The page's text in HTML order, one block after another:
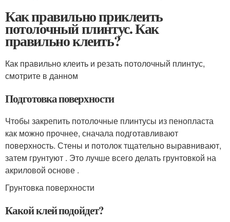
Как правильно приклеить
потолочный плинтус. Как
правильно клеить?
Как правильно клеить и резать потолочный плинтус,
смотрите в данном
Подготовка поверхности
Чтобы закрепить потолочные плинтусы из пенопласта
как можно прочнее, сначала подготавливают
поверхность. Стены и потолок тщательно выравнивают,
затем грунтуют . Это лучше всего делать грунтовкой на
акриловой основе .
Грунтовка поверхности
Какой клей подойдет?